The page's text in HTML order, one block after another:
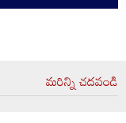
మరిన్ని చదవండి